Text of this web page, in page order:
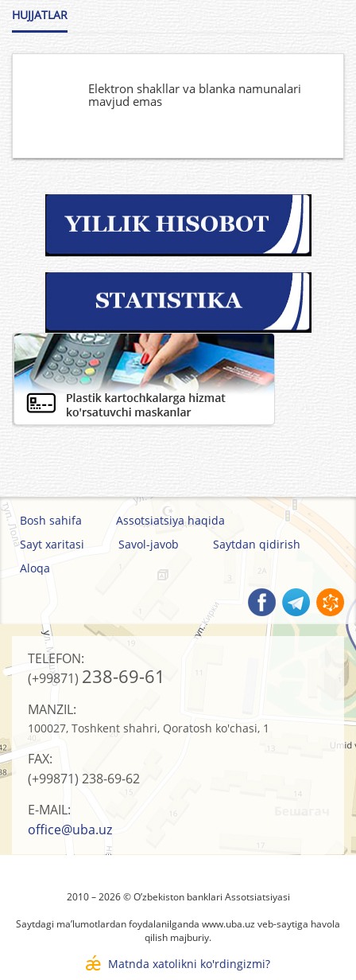
HUJJATLAR
Elektron shakllar va blanka namunalari
mavjud emas
Bosh sahifa
Assotsiatsiya haqida
Sayt xaritasi
Savol-javob
Saytdan qidirish
Aloqa
TELEFON:
(+99871) 238-69-61
MANZIL:
100027, Toshkent shahri, Qoratosh ko'chasi, 1
FAX:
(+99871) 238-69-62
E-MAIL:
office@uba.uz
2010 – 2026 © O’zbеkistоn banklari Assоtsiatsiyasi
Saytdagi ma’lumotlardan foydalanilganda www.uba.uz veb-saytiga havola
qilish majburiy.
Matnda xatolikni ko'rdingizmi?